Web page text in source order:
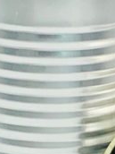
的包装